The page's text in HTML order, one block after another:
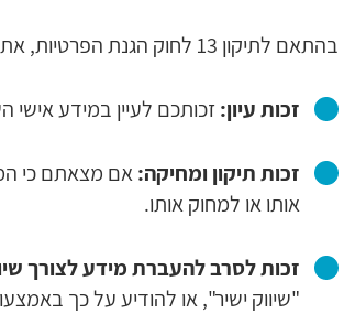
בהתאם לתיקון 13 לחוק הגנת הפרטיות, אתם זכאים לבקש את הדברים הבאים:
זכות עיון:זכותכם לעיין במידע
זכות תיקון ומחיקה:אם מצאתם כי
אותו או למחוק אותו.
זכות לסרב להעברת מידע לצורך
"שיווק ישיר", או להודיע על כך